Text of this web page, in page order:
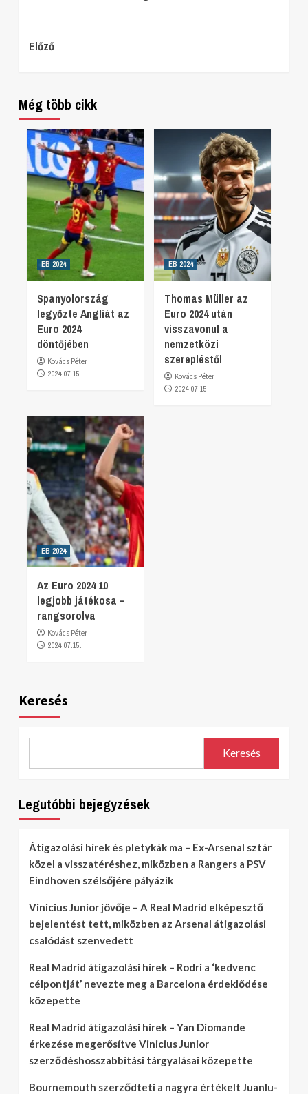
Continue
Előző
Még több cikk
EB 2024
Spanyolország
legyőzte Angliát az
Euro 2024
döntőjében
Kovács Péter
2024.07.15.
EB 2024
Thomas Müller az
Euro 2024 után
visszavonul a
nemzetközi
szerepléstől
Kovács Péter
2024.07.15.
EB 2024
Az Euro 2024 10
legjobb játékosa –
rangsorolva
Kovács Péter
2024.07.15.
Keresés
Keresés
Legutóbbi bejegyzések
Átigazolási hírek és pletykák ma – Ex-Arsenal sztár
közel a visszatéréshez, miközben a Rangers a PSV
Eindhoven szélsőjére pályázik
Vinicius Junior jövője – A Real Madrid elképesztő
bejelentést tett, miközben az Arsenal átigazolási
csalódást szenvedett
Real Madrid átigazolási hírek – Rodri a ‘kedvenc
célpontját’ nevezte meg a Barcelona érdeklődése
közepette
Real Madrid átigazolási hírek – Yan Diomande
érkezése megerősítve Vinicius Junior
szerződéshosszabbítási tárgyalásai közepette
Bournemouth szerződteti a nagyra értékelt Juanlu-